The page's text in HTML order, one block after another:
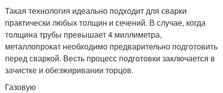
Такая технология идеально подходит для сварки
практически любых толщин и сечений. В случае, когда
толщина трубы превышает 4 миллиметра,
металлопрокат необходимо предварительно подготовить
перед сваркой. Весть процесс подготовки заключается в
зачистке и обезжиривании торцов.
Газовую